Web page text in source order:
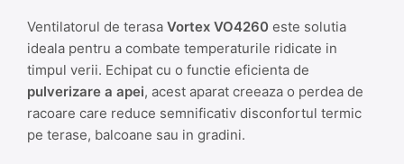
Ventilatorul de terasa Vortex VO4260 este solutia
ideala pentru a combate temperaturile ridicate in
timpul verii. Echipat cu o functie eficienta de
pulverizare a apei, acest aparat creeaza o perdea de
racoare care reduce semnificativ disconfortul termic
pe terase, balcoane sau in gradini.